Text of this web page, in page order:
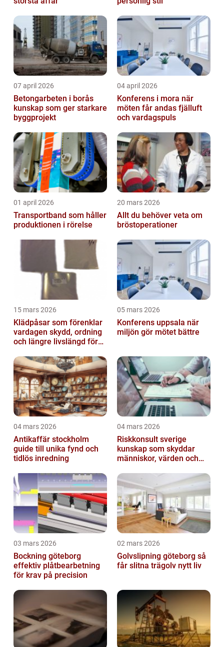
07 april 2026
Betongarbeten i borås
kunskap som ger starkare
byggprojekt
04 april 2026
Konferens i mora när
möten får andas fjälluft
och vardagspuls
01 april 2026
Transportband som håller
produktionen i rörelse
20 mars 2026
Allt du behöver veta om
bröstoperationer
15 mars 2026
Klädpåsar som förenklar
vardagen skydd, ordning
och längre livslängd för
05 mars 2026
Konferens uppsala när
miljön gör mötet bättre
04 mars 2026
Antikaffär stockholm
guide till unika fynd och
tidlös inredning
04 mars 2026
Riskkonsult sverige
kunskap som skyddar
människor, värden och
03 mars 2026
Bockning göteborg
effektiv plåtbearbetning
för krav på precision
02 mars 2026
Golvslipning göteborg så
får slitna trägolv nytt liv